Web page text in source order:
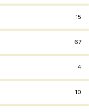
15
67
4
10